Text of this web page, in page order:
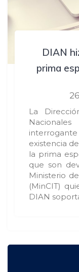
DIAN
prima
La
existencia
la prima
que son
Ministerio
(MinCIT)
DIAN